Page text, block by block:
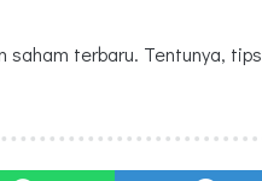
terbaru. Tentunya, tips